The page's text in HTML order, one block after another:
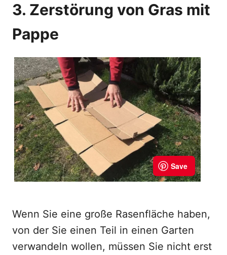
3. Zerstörung von Gras mit
Pappe
Wenn Sie eine große Rasenfläche haben,
von der Sie einen Teil in einen Garten
verwandeln wollen, müssen Sie nicht erst